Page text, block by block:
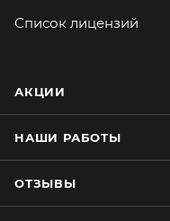
Список лицензий
АКЦИИ
НАШИ РАБОТЫ
ОТЗЫВЫ